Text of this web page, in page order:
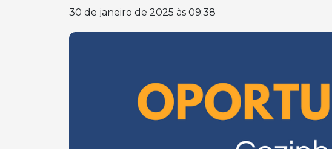
30 de janeiro de 2025 às 09:38